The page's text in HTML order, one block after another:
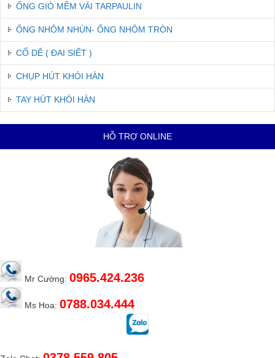
ỐNG GIÓ MỀM VẢI TARPAULIN
ỐNG NHÔM NHÚN- ỐNG NHÔM TRÒN
CỔ DÊ ( ĐAI SIẾT )
CHỤP HÚT KHÓI HÀN
TAY HÚT KHÓI HÀN
HỖ TRỢ ONLINE
Mr Cường: 0965.424.236
Ms Hoa: 0788.034.444